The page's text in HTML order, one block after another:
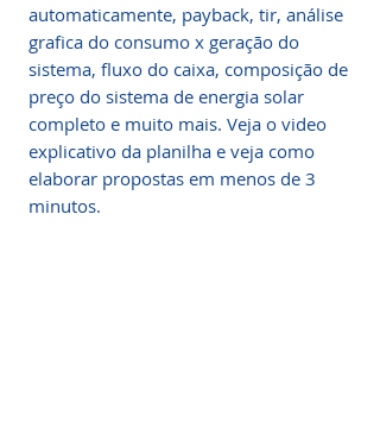
automaticamente, payback, tir, análise
grafica do consumo x geração do
sistema, fluxo do caixa, composição de
preço do sistema de energia solar
completo e muito mais. Veja o video
explicativo da planilha e veja como
elaborar propostas em menos de 3
minutos.